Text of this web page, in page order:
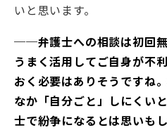
いと思います。
──弁護士への相談は初回無
うまく活用してご自身が不
おく必要はありそうですね
なか「自分ごと」しにくい
士で紛争になるとは思いも